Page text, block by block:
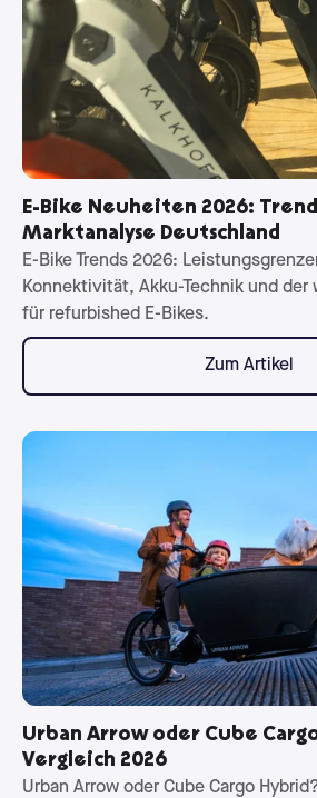
E-Bike Neuheiten 2026:
Marktanalyse Deutschland
E-Bike Trends 2026:
Konnektivität, Akku-Technik und der
für refurbished E-Bikes.
Zum Artikel
Urban Arrow oder Cube
Vergleich 2026
Urban Arrow oder Cube Cargo